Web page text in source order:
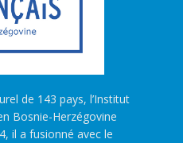
de 143 pays, l’Institut
Bosnie-Herzégovine
il a fusionné avec le